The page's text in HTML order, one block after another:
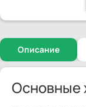
Описание
Основные